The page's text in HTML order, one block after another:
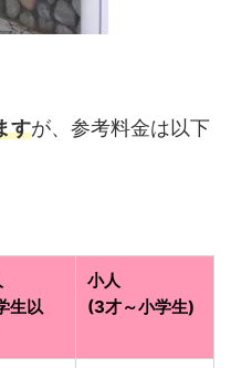
すが、参考料金は以下
生以
小人
(3才～小学生)